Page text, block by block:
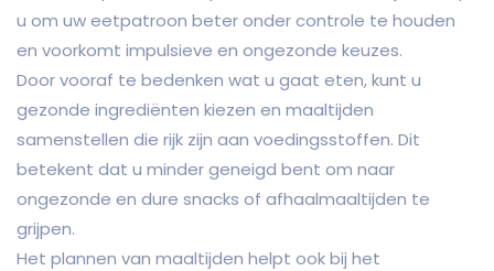
u om uw eetpatroon beter onder controle te houden
en voorkomt impulsieve en ongezonde keuzes.
Door vooraf te bedenken wat u gaat eten, kunt u
gezonde ingrediënten kiezen en maaltijden
samenstellen die rijk zijn aan voedingsstoffen. Dit
betekent dat u minder geneigd bent om naar
ongezonde en dure snacks of afhaalmaaltijden te
grijpen.
Het plannen van maaltijden helpt ook bij het